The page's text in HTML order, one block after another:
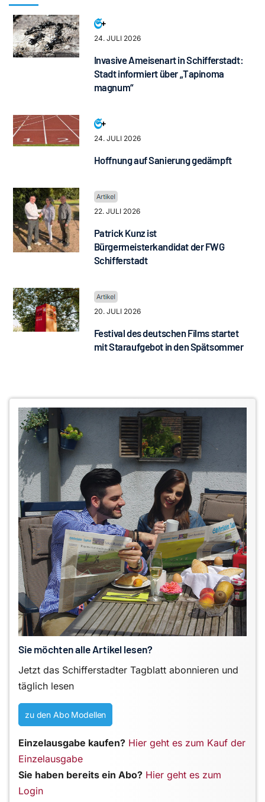
24. JULI 2026
Invasive Ameisenart in Schifferstadt:
Stadt informiert über „Tapinoma
magnum“
24. JULI 2026
Hoffnung auf Sanierung gedämpft
22. JULI 2026
Patrick Kunz ist
Bürgermeisterkandidat der FWG
Schifferstadt
20. JULI 2026
Festival des deutschen Films startet
mit Staraufgebot in den Spätsommer
Sie möchten alle Artikel lesen?
Jetzt das Schifferstadter Tagblatt abonnieren und
täglich lesen
zu den Abo Modellen
Einzelausgabe kaufen? Hier geht es zum Kauf der
Einzelausgabe
Sie haben bereits ein Abo? Hier geht es zum
Login